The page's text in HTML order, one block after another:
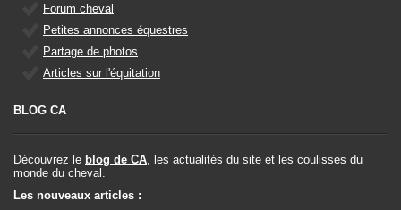
Forum cheval
Petites annonces équestres
Partage de photos
Articles sur l'équitation
BLOG CA
Découvrez le blog de CA , les actualités du site et les coulisses du
monde du cheval.
Les nouveaux articles :